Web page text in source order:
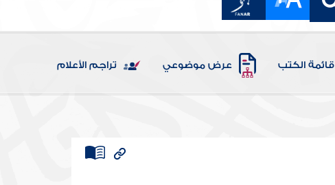
قائمة الكتب عرض موضوعي تراجم الأعلام